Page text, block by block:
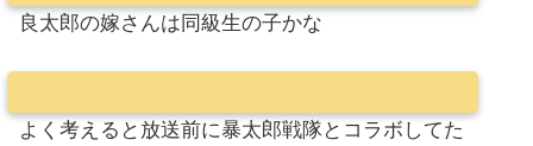
良太郎の嫁さんは同級生の子かな
よく考えると放送前に暴太郎戦隊とコラボしてた